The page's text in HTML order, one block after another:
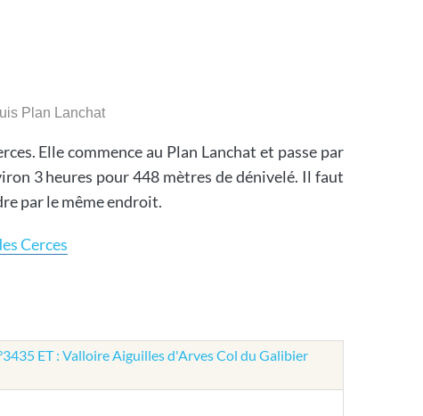
Plan Lanchat
Elle commence au Plan Lanchat et passe par
3 heures pour 448 mètres de dénivelé. Il faut
par le même endroit.
Cerces
ET : Valloire Aiguilles d'Arves Col du Galibier